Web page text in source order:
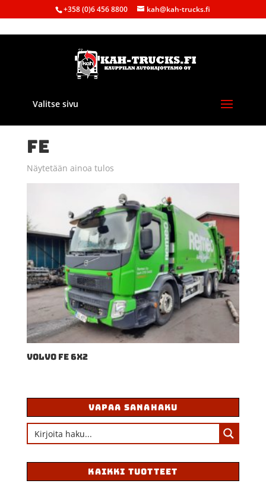
+358 (0)6 456 8800 kah@kah-trucks.fi
Valitse sivu
FE
Näytetään ainoa tulos
VOLVO FE 6X2
VAPAA SANAHAKU
KAIKKI TUOTTEET